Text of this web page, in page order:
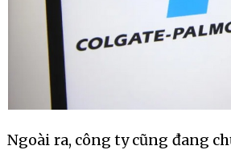
Ngoài ra, công ty cũng đang